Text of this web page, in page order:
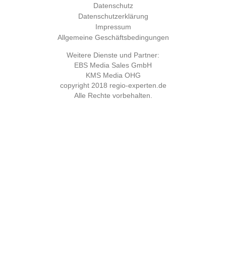
Datenschutz
Datenschutzerklärung
Impressum
Allgemeine Geschäftsbedingungen
Weitere Dienste und Partner:
EBS Media Sales GmbH
KMS Media OHG
copyright 2018 regio-experten.de
Alle Rechte vorbehalten.